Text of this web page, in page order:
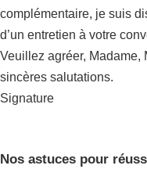
complémentaire, je suis
d’un entretien à votre
Veuillez agréer, Madame,
sincères salutations.
Signature
Nos astuces pour